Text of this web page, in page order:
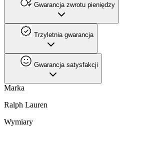
Gwarancja zwrotu pieniędzy
Trzyletnia gwarancja
Gwarancja satysfakcji
Marka
Ralph Lauren
Wymiary